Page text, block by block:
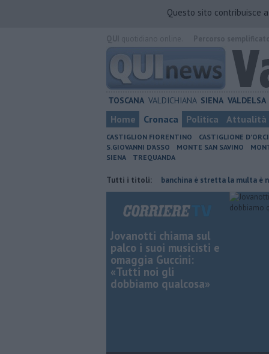
Questo sito contribuisce
TOSCANA VALDICHIANA SIENA VALDELSA
Home Cronaca Politica Attualità
CASTIGLION FIORENTINO
CASTIGLIONE
S.GIOVANNI D'ASSO
MONTE SAN SAVINO
SIENA
TREQUANDA
Tutti i titoli:
Autovelox, se la banchina è stretta la multa è nulla
Jovanotti chiama sul
palco i suoi musicisti e
omaggia Guccini:
«Tutti noi gli
dobbiamo qualcosa»